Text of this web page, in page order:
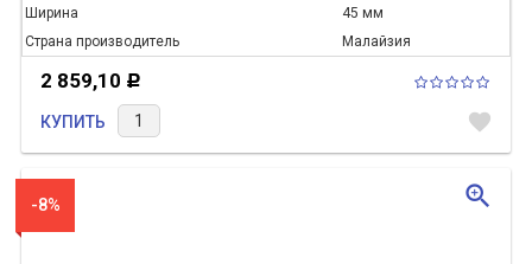
Ширина
45 мм
Страна производитель
Малайзия
2 859,10 Р
КУПИТЬ favorite
-8% zoom_in